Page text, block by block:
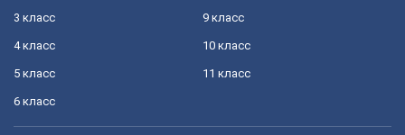
3 класс
4 класс
5 класс
6 класс
9 класс
10 класс
11 класс